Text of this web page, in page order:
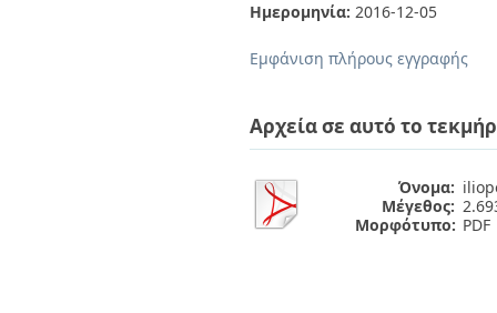
Ημερομηνία: 2016-12-05
Εμφάνιση πλήρους εγγραφής
Αρχεία σε αυτό το
Όνομα:
Μέγεθος:
Μορφότυπο: PDF